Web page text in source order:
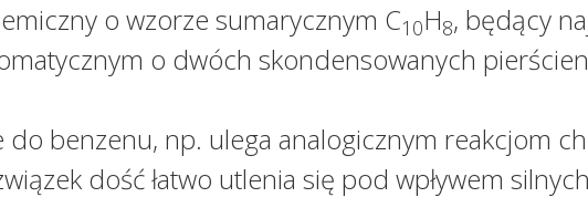
o wzorze sumarycznym C10H8, będący
o dwóch skondensowanych
do benzenu, np. ulega analogicznym reakcjom
dość łatwo utlenia się pod wpływem